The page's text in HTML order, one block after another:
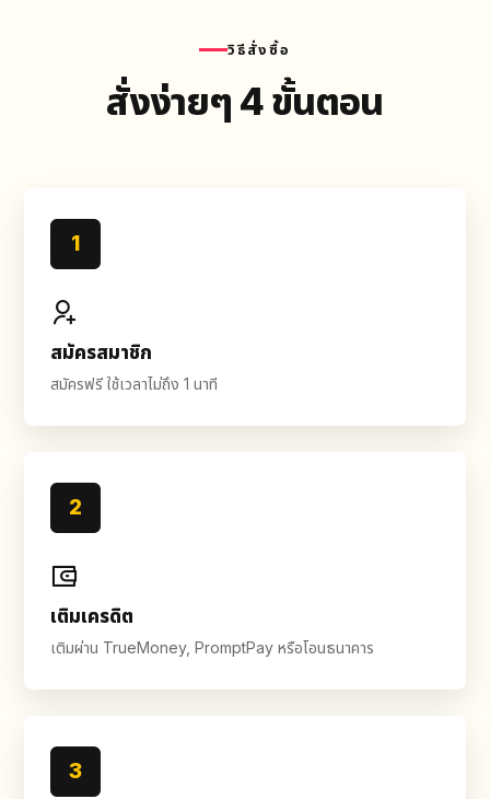
วิธีสั่งซื้อ
สั่งง่ายๆ 4 ขั้นตอน
1
สมัครสมาชิก
สมัครฟรี ใช้เวลาไม่ถึง 1 นาที
2
เติมเครดิต
เติมผ่าน TrueMoney, PromptPay หรือโอนธนาคาร
3